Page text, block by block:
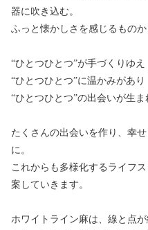
器に吹き込む。
ふっと懐かしさを感じるもの
“ひとつひとつ”が手づくりゆえ
“ひとつひとつ”に温かみがあり
“ひとつひとつ”の出会いが生ま
たくさんの出会いを作り、幸
に。
これからも多様化するライフ
案していきます。
ホワイトライン麻は、線と点